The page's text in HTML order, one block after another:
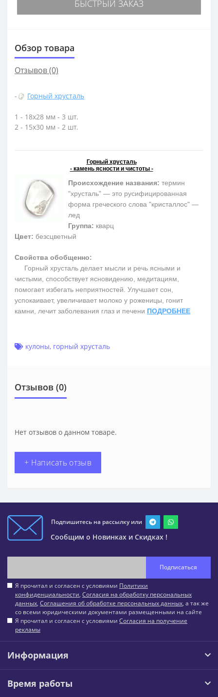
БЫСТРЫЙ ЗАКАЗ
Обзор товара
Отзывов (0)
- Горный хрусталь
1 - 18х28 мм - 3 шт.
2 - 15х30 мм - 2 шт.
Горный хрусталь
- камень ясности и чистоты -
Происхождение названия: термин
"хрусталь" — это русифицированная
форма греческого слова "кристаллос" —
лед
Группа: кварц
Цвет: безсцветный
Свойства обобщенно:
Горный хрусталь делает мысли и речь ясными и
чистыми, способствует ясновидению, медитациям,
помогает избегать неприятностей. Улучшает сон,
успокаивает, увеличивает молоко у роженицы, гонит
камни, лечит заболевания глаз и печени ПОДРОБНЕЕ
кулоны, горный хрусталь
Отзывов (0)
Нет отзывов о данном товаре.
+ Написать отзыв
Подпишитесь на рассылку или
Сообщим о Новинках и Скидках !
Подписаться
Я прочитал и согласен с условиями Политики
конфиденциальности, Согласия на обработку персональных
данных, Соглашения об обработке персональных данных, а так же
со всеми юридическими документами размещенными на сайте
Я прочитал и согласен с условиями Согласия на получение
рекламы
Информация
Время работы